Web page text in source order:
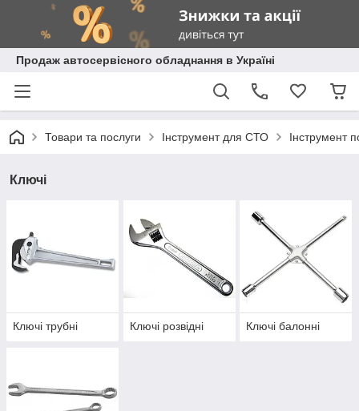
Продаж автосервісного обладнання в Україні
Товари та послуги Інструмент для СТО Інструмент
Ключі
Ключі трубні Ключі розвідні Ключі балонні